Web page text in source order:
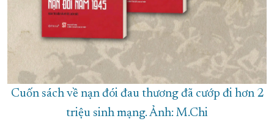
Cuốn sách về nạn đói đau thương đã cướp đi hơn 2
triệu sinh mạng. Ảnh: M.Chi